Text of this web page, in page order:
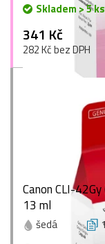
Skladem > 5 ks
341 Kč
282 Kč bez DPH
Canon CLI-
13 ml
šedá